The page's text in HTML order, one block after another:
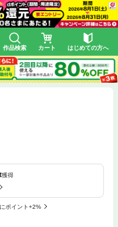
作品検索 カート はじめての方へ
獲得
ポイント+2%